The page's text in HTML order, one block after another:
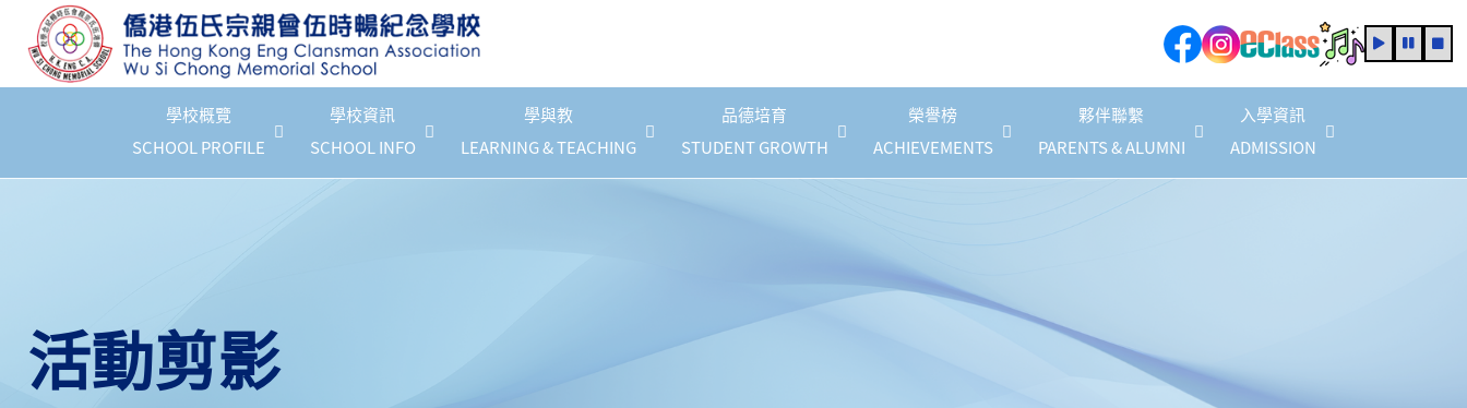
學校概覽
SCHOOL PROFILE
學校資訊
SCHOOL INFO
學與教
LEARNING & TEACHING
品德培育
STUDENT GROWTH
榮譽榜
ACHIEVEMENTS
夥伴聯繫
PARENTS & ALUMNI
入學資訊
ADMISSION
活動剪影